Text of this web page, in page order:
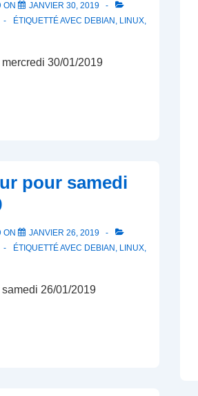
ON
JANVIER 30, 2019
ÉTIQUETTÉ AVEC DEBIAN , LINUX,
30/01/2019
pour samedi
ON
JANVIER 26, 2019
ÉTIQUETTÉ AVEC DEBIAN , LINUX,
26/01/2019